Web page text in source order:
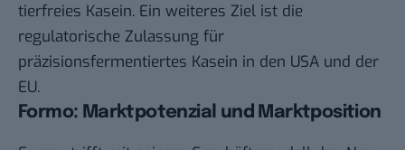
tierfreies Kasein. Ein weiteres Ziel ist die
regulatorische Zulassung für
präzisionsfermentiertes Kasein in den USA und der
EU.
Formo: Marktpotenzial und Marktposition